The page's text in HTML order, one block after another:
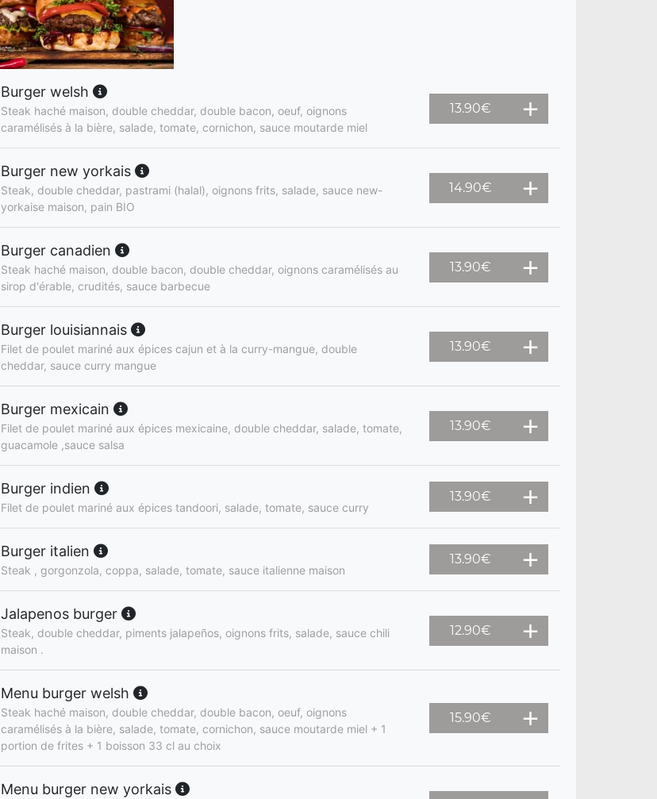
Burger welsh
Steak haché maison, double cheddar, double bacon, oeuf, oignons
caramélisés à la bière, salade, tomate, cornichon, sauce moutarde miel
13.90€
Burger new yorkais
Steak, double cheddar, pastrami (halal), oignons frits, salade, sauce new-
yorkaise maison, pain BIO
14.90€
Burger canadien
Steak haché maison, double bacon, double cheddar, oignons caramélisés au
sirop d'érable, crudités, sauce barbecue
13.90€
Burger louisiannais
Filet de poulet mariné aux épices cajun et à la curry-mangue, double
cheddar, sauce curry mangue
13.90€
Burger mexicain
Filet de poulet mariné aux épices mexicaine, double cheddar, salade, tomate,
guacamole ,sauce salsa
13.90€
Burger indien
Filet de poulet mariné aux épices tandoori, salade, tomate, sauce curry
13.90€
Burger italien
Steak , gorgonzola, coppa, salade, tomate, sauce italienne maison
13.90€
Jalapenos burger
Steak, double cheddar, piments jalapeños, oignons frits, salade, sauce chili
maison .
12.90€
Menu burger welsh
Steak haché maison, double cheddar, double bacon, oeuf, oignons
caramélisés à la bière, salade, tomate, cornichon, sauce moutarde miel + 1
portion de frites + 1 boisson 33 cl au choix
15.90€
Menu burger new yorkais